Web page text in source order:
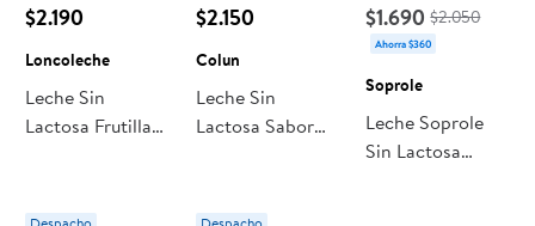
$2.190
Loncoleche
Leche Sin
Lactosa Frutilla
$2.150
Colun
Leche Sin
Lactosa Sabor
$1.690 $2.050
Ahorra $360
Soprole
Leche Soprole
Sin Lactosa